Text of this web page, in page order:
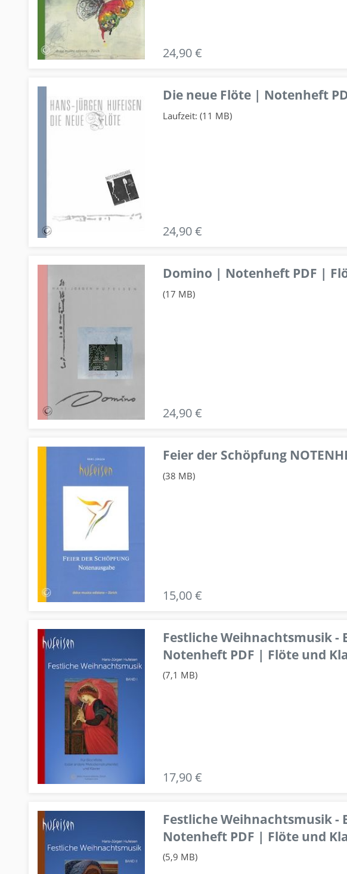
24,90 €
Die neue Flöte | Notenheft
Laufzeit: (11 MB)
24,90 €
Domino | Notenheft PDF |
(17 MB)
24,90 €
Feier der Schöpfung
(38 MB)
15,00 €
Festliche Weihnachtsmusik -
Notenheft PDF | Flöte und
(7,1 MB)
17,90 €
Festliche Weihnachtsmusik -
Notenheft PDF | Flöte und
(5,9 MB)